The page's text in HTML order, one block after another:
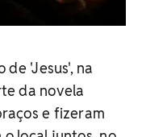
de 'Jesus', na
da novela
e fizeram